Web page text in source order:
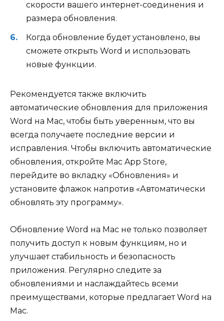
скорости вашего интернет-соединения и
размера обновления.
Когда обновление будет установлено, вы
сможете открыть Word и использовать
новые функции.
Рекомендуется также включить
автоматические обновления для приложения
Word на Mac, чтобы быть уверенным, что вы
всегда получаете последние версии и
исправления. Чтобы включить автоматические
обновления, откройте Mac App Store,
перейдите во вкладку «Обновления» и
установите флажок напротив «Автоматически
обновлять эту программу».
Обновление Word на Mac не только позволяет
получить доступ к новым функциям, но и
улучшает стабильность и безопасность
приложения. Регулярно следите за
обновлениями и наслаждайтесь всеми
преимуществами, которые предлагает Word на
Mac.